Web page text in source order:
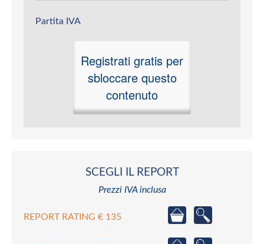
Partita IVA
Registrati gratis per
sbloccare questo
contenuto
SCEGLI IL REPORT
Prezzi IVA inclusa
REPORT RATING € 135